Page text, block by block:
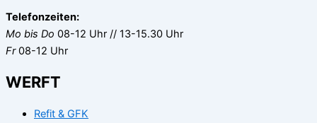
Telefonzeiten:
Mo bis Do 08-12 Uhr // 13-15.30 Uhr
Fr08-12 Uhr
WERFT
Refit & GFK